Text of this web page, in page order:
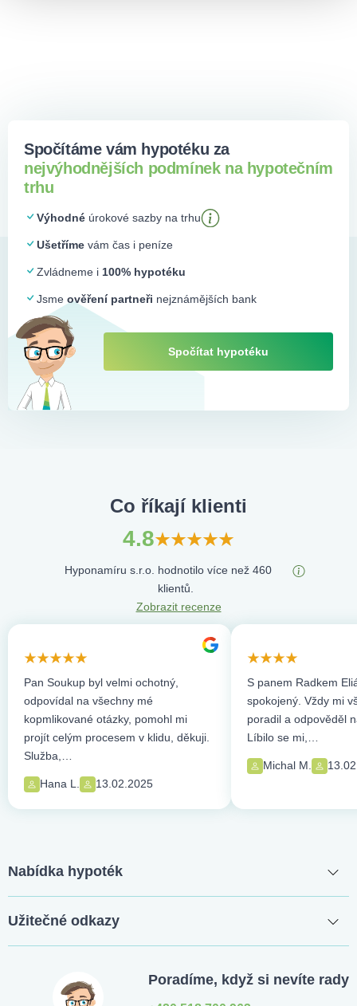
Spočítáme vám hypotéku za
nejvýhodnějších podmínek na hypotečním
trhu
Výhodné úrokové sazby na trhu
Ušetříme vám čas i peníze
Zvládneme i 100% hypotéku
Jsme ověření partneři nejznámějších bank
Spočítat hypotéku
Co říkají klienti
4.8
Hyponamíru s.r.o. hodnotilo více než 460
klientů.
Zobrazit recenze
Pan Soukup byl velmi ochotný,
odpovídal na všechny mé
kopmlikované otázky, pomohl mi
projít celým procesem v klidu, děkuji.
Služba,…
Hana L. 13.02.2025
S panem Radkem
spokojený. Vždy mi
poradil a odpověděl
Líbilo se mi,…
Michal M.
Nabídka hypoték
Užitečné odkazy
Poradíme, když si nevíte rady